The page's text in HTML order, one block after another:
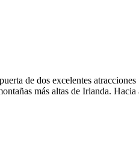
de dos excelentes
más altas de Irlanda.